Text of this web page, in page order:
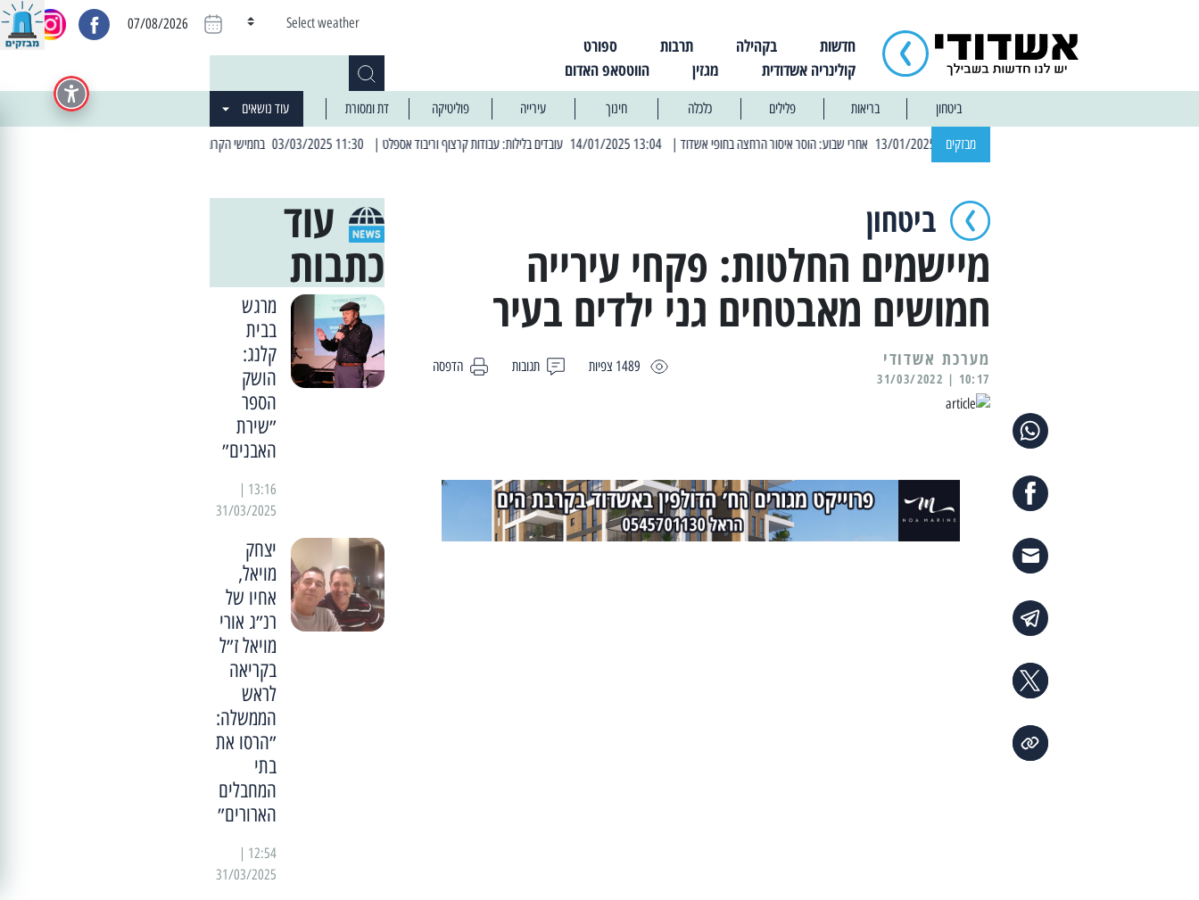
חדשות בקהילה תרבות
ספורט
קולינריה אשדודית
מגזין הווטסאפ האדום
Select weather
07/08/2026
ביטחון בריאות פלילים כלכלה חינוך עירייה פוליטיקה דת ומסורת עוד נושאים
מבזקים | 13:04 14/01/2025 עובדים בלילות: עבודות קרצוף וריבוד אספלט | 11:30 03/03/2025 בחמישי הקרוב: הרחובות בהם תהיה הפסקת חשמל יזומה
ביטחון
מיישמים החלטות: פקחי עירייה
חמושים מאבטחים גני ילדים בעיר
1489 צפיות תגובות הדפסה מערכת אשדודי
10:17 | 31/03/2022
עוד
כתבות
מרגש
בבית
קלנג:
הושק
הספר
״שירת
האבנים״
31/03/2025
יצחק
מויאל,
אחיו של
רנ״ג אורי
מויאל ז״ל
בקריאה
לראש
הממשלה:
״הרסו את
בתי
המחבלים
הארורים״
31/03/2025